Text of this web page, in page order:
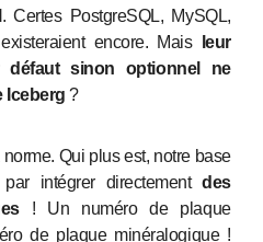
. Certes PostgreSQL, MySQL,
encore. Mais
leur
défaut sinon optionnel ne
Iceberg?
Qui plus est, notre base
intégrer directementdes
! Un numéro de plaque
de plaque minéralogique !